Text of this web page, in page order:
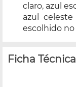
claro, azul
azul
escolhido
Ficha Técnica